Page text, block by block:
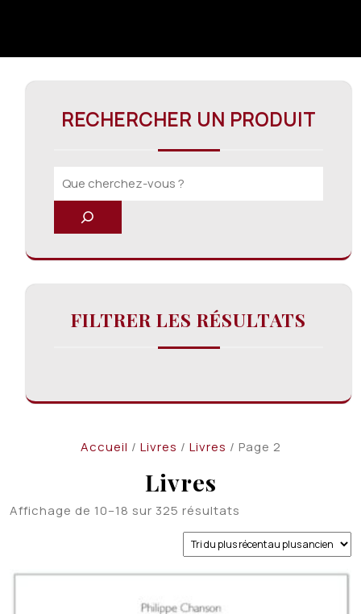
Accueil / Livres / Livres / Page 2
Livres
Affichage de 10–18 sur 325 résultats
plus
récent
au
RECHERCHER UN PRODUIT
FILTRER LES RÉSULTATS